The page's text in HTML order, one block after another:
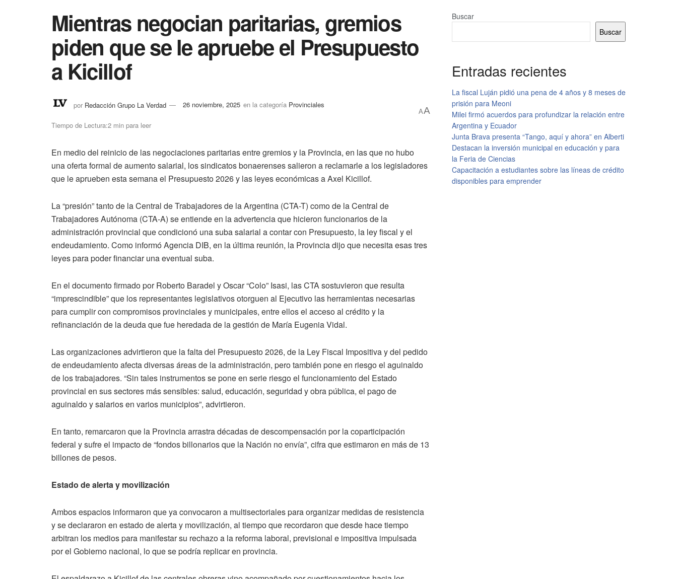
Mientras negocian paritarias, gremios
piden que se le apruebe el Presupuesto
a Kicillof
por Redacción Grupo La Verdad 26 noviembre, 2025 en la categoría Provinciales
Tiempo de Lectura:2 min para leer
AA
En medio del reinicio de las negociaciones paritarias entre gremios y la Provincia, en las que no hubo
una oferta formal de aumento salarial, los sindicatos bonaerenses salieron a reclamarle a los legisladores
que le aprueben esta semana el Presupuesto 2026 y las leyes económicas a Axel Kicillof.
La “presión” tanto de la Central de Trabajadores de la Argentina (CTA-T) como de la Central de
Trabajadores Autónoma (CTA-A) se entiende en la advertencia que hicieron funcionarios de la
administración provincial que condicionó una suba salarial a contar con Presupuesto, la ley fiscal y el
endeudamiento. Como informó Agencia DIB, en la última reunión, la Provincia dijo que necesita esas tres
leyes para poder financiar una eventual suba.
En el documento firmado por Roberto Baradel y Oscar “Colo” Isasi, las CTA sostuvieron que resulta
“imprescindible” que los representantes legislativos otorguen al Ejecutivo las herramientas necesarias
para cumplir con compromisos provinciales y municipales, entre ellos el acceso al crédito y la
refinanciación de la deuda que fue heredada de la gestión de María Eugenia Vidal.
Las organizaciones advirtieron que la falta del Presupuesto 2026, de la Ley Fiscal Impositiva y del pedido
de endeudamiento afecta diversas áreas de la administración, pero también pone en riesgo el aguinaldo
de los trabajadores. “Sin tales instrumentos se pone en serie riesgo el funcionamiento del Estado
provincial en sus sectores más sensibles: salud, educación, seguridad y obra pública, el pago de
aguinaldo y salarios en varios municipios”, advirtieron.
En tanto, remarcaron que la Provincia arrastra décadas de descompensación por la coparticipación
federal y sufre el impacto de “fondos billonarios que la Nación no envía”, cifra que estimaron en más de 13
billones de pesos.
Estado de alerta y movilización
Ambos espacios informaron que ya convocaron a multisectoriales para organizar medidas de resistencia
y se declararon en estado de alerta y movilización, al tiempo que recordaron que desde hace tiempo
arbitran los medios para manifestar su rechazo a la reforma laboral, previsional e impositiva impulsada
por el Gobierno nacional, lo que se podría replicar en provincia.
Buscar
Buscar
Entradas recientes
La fiscal Luján pidió una pena de 4 años y 8 meses de
prisión para Meoni
Milei firmó acuerdos para profundizar la relación entre
Argentina y Ecuador
Junta Brava presenta “Tango, aquí y ahora” en Alberti
Destacan la inversión municipal en educación y para
la Feria de Ciencias
Capacitación a estudiantes sobre las líneas de crédito
disponibles para emprender